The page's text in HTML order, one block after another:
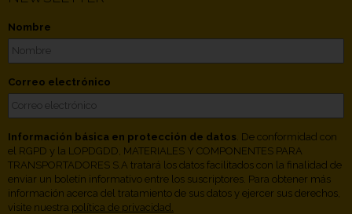
Nombre
Correo electrónico
Información básica en protección de datos . De conformidad con
el RGPD y la LOPDGDD, MATERIALES Y COMPONENTES PARA
TRANSPORTADORES S.A tratará los datos facilitados con la finalidad de
enviar un boletín informativo entre los suscriptores. Para obtener más
información acerca del tratamiento de sus datos y ejercer sus derechos,
visite nuestra política de privacidad.